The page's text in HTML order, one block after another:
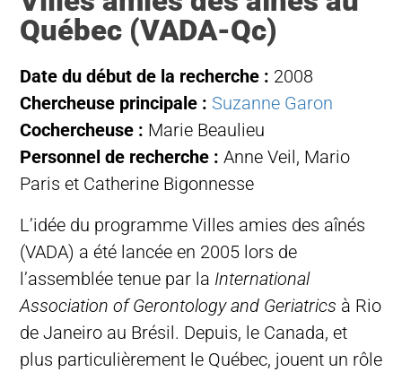
Québec (VADA-Qc)
Date du début de la recherche : 2008
Chercheuse principale : Suzanne Garon
Cochercheuse : Marie Beaulieu
Personnel de recherche : Anne Veil, Mario
Paris et Catherine Bigonnesse
L’idée du programme Villes amies des aînés
(VADA) a été lancée en 2005 lors de
l’assemblée tenue par la International
Association of Gerontology and Geriatrics à Rio
de Janeiro au Brésil. Depuis, le Canada, et
plus particulièrement le Québec, jouent un rôle